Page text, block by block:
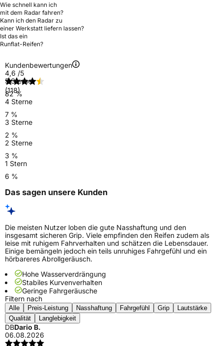
Wie schnell kann ich
mit dem Radar fahren?
Kann ich den Radar zu
einer Werkstatt liefern lassen?
Ist das ein
Runflat-Reifen?
Kundenbewertungen
4,6 /5
(118)
5 Sterne
82 %
4 Sterne
7 %
3 Sterne
2 %
2 Sterne
3 %
1 Stern
6 %
Das sagen unsere Kunden
Die meisten Nutzer loben die gute Nasshaftung und den
insgesamt sicheren Grip. Viele empfinden den Reifen zudem als
leise mit ruhigem Fahrverhalten und schätzen die Lebensdauer.
Einige bemängeln jedoch ein teils unruhiges Fahrgefühl und ein
hörbareres Abrollgeräusch.
Hohe Wasserverdrängung
Stabiles Kurvenverhalten
Geringe Fahrgeräusche
Filtern nach
Alle Preis-Leistung Nasshaftung Fahrgefühl Grip
Lautstärke
Qualität
Langlebigkeit
DBDario B.
06.08.2026